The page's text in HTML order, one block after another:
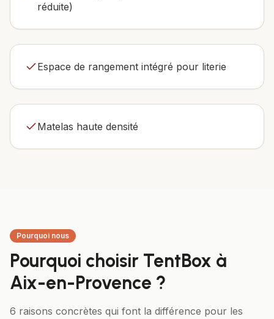
réduite)
Espace de rangement intégré pour literie
Matelas haute densité
Pourquoi nous
Pourquoi choisir TentBox à
Aix-en-Provence ?
6 raisons concrètes qui font la différence pour les